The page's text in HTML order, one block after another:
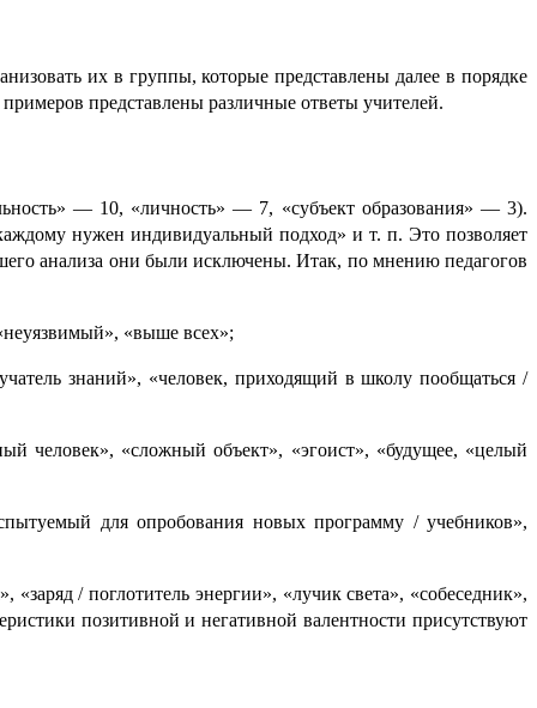
их в группы, которые представ­ле­ны далее в порядке
представ­ле­ны различные ответы учителей.
— 10, «личность» — 7, «субъект образо­ва­ния» — 3).
нужен индиви­ду­аль­ный подход» и т. п. Это позво­ля­ет
анализа они были исключены. Итак, по мнению педаго­гов
«выше всех»;
знаний», «человек, приходящий в школу пообщать­ся /
человек», «сложный объект», «эгоист», «будущее, «целый
для опробования новых програм­му / учебников»,
/ поглотитель энергии», «лучик света», «собеседник»,
позитивной и негативной валент­но­сти присут­ству­ют